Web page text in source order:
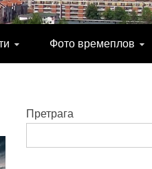
ЗАБАВА…
Фото времеплов
Претрага